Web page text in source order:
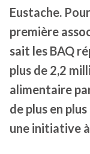
Eustache.
première
sait les BAQ
plus de 2,2
alimentaire
de plus en
une initiative